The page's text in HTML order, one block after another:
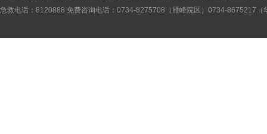
急救电话：8120888 免费咨询电话：0734-8275708（雁峰院区）0734-8675217（